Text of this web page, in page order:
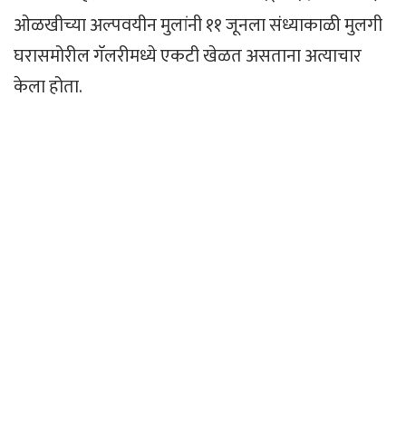
ओळखीच्या अल्पवयीन मुलांनी ११ जूनला संध्याकाळी मुलगी
घरासमोरील गॅलरीमध्ये एकटी खेळत असताना अत्याचार
केला होता.